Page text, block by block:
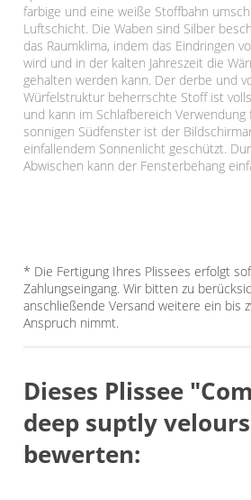
farbige und eine weiße Stoffbahn
Luftschicht. Die Waben sind Silber
das Raumklima, indem das Eindringen
wird und in der kalten Jahreszeit die
gehalten werden kann. Der derbe und
Würfelstruktur beherrschte Stoff ist
und kann im Schlafbereich
sonnigen Südfenster ist der
einfallendem Sonnenlicht geschützt.
Abwischen kann der Fensterbehang
* Die Fertigung Ihres Plissees erfolgt
Zahlungseingang. Wir bitten zu
anschließende Versand weitere ein bis
Anspruch nimmt.
Dieses Plissee
deep suptly
bewerten: